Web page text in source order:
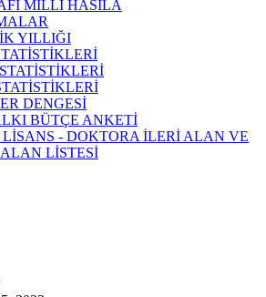
MİLLİ HASILA
YILLIĞI
DENGESİ
BÜTÇE ANKETİ
- DOKTORA İLERİ ALAN VE
LİSTESİ